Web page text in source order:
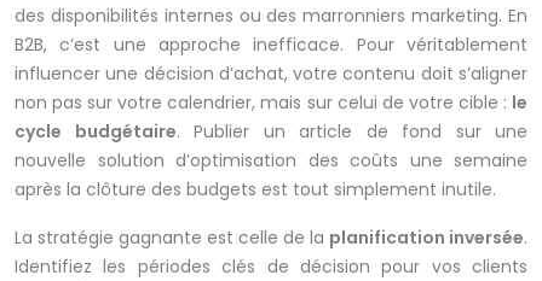
des disponibilités internes ou des marronniers marketing. En
B2B, c’est une approche inefficace. Pour véritablement
influencer une décision d’achat, votre contenu doit s’aligner
non pas sur votre calendrier, mais sur celui de votre cible : le
cycle budgétaire. Publier un article de fond sur une
nouvelle solution d’optimisation des coûts une semaine
après la clôture des budgets est tout simplement inutile.
La stratégie gagnante est celle de la planification inversée.
Identifiez les périodes clés de décision pour vos clients